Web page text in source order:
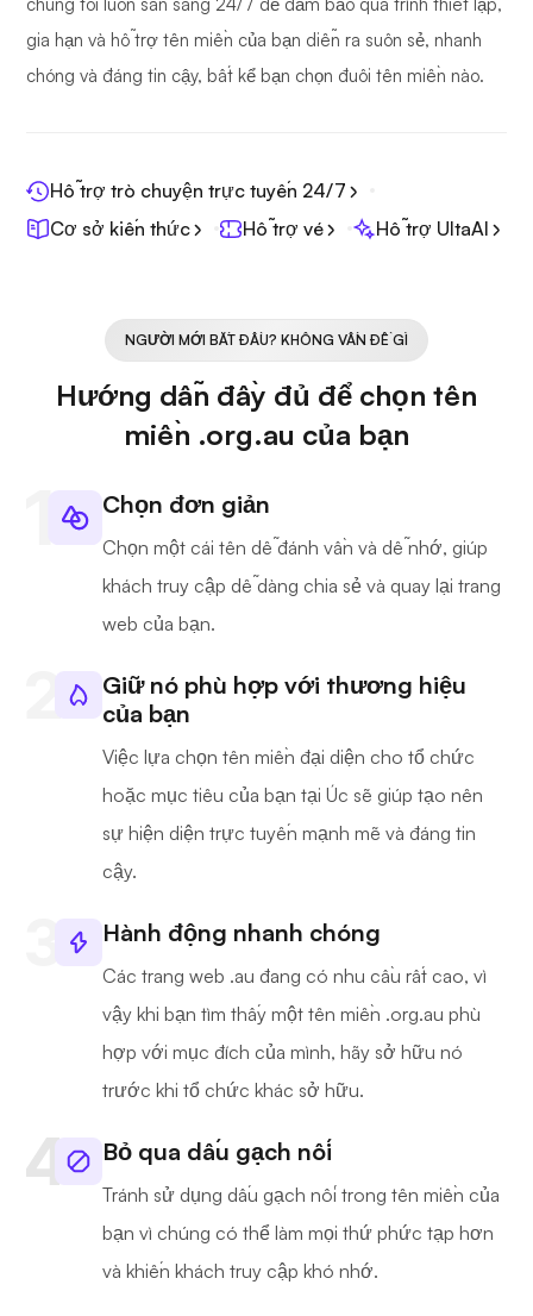
chúng tôi luôn sẵn sàng 24/7 để đảm bảo quá trình thiết lập,
gia hạn và hỗ trợ tên miền của bạn diễn ra suôn sẻ, nhanh
chóng và đáng tin cậy, bất kể bạn chọn đuôi tên miền nào.
Hỗ trợ trò chuyện trực tuyến 24/7
Cơ sở kiến thức
Hỗ trợ vé Hỗ trợ UltaAI
NGƯỜI MỚI BẮT ĐẦU? KHÔNG VẤN ĐỀ GÌ
Hướng dẫn đầy đủ để chọn tên
miền .org.au của bạn
Chọn đơn giản
Chọn một cái tên dễ đánh vần và dễ nhớ, giúp
khách truy cập dễ dàng chia sẻ và quay lại trang
web của bạn.
Giữ nó phù hợp với thương hiệu
của bạn
Việc lựa chọn tên miền đại diện cho tổ chức
hoặc mục tiêu của bạn tại Úc sẽ giúp tạo nên
sự hiện diện trực tuyến mạnh mẽ và đáng tin
cậy.
Hành động nhanh chóng
Các trang web .au đang có nhu cầu rất cao, vì
vậy khi bạn tìm thấy một tên miền .org.au phù
hợp với mục đích của mình, hãy sở hữu nó
trước khi tổ chức khác sở hữu.
Bỏ qua dấu gạch nối
Tránh sử dụng dấu gạch nối trong tên miền của
bạn vì chúng có thể làm mọi thứ phức tạp hơn
và khiến khách truy cập khó nhớ.